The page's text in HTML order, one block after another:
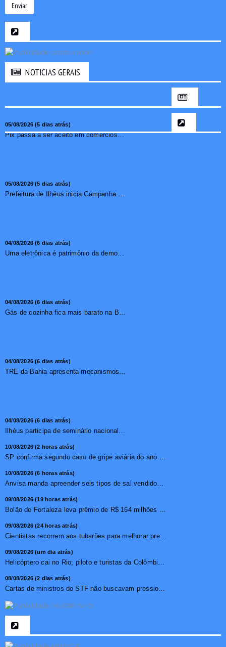
Enviar
NOTICIAS GERAIS
05/08/2026 (5 dias atrás)
Pix passa a ser aceito em comércios de oito países e amplia opções de pagamento para brasileiros no exterior
05/08/2026 (5 dias atrás)
04/08/2026 (6 dias atrás)
04/08/2026 (6 dias atrás)
04/08/2026 (6 dias atrás)
04/08/2026 (6 dias atrás)
10/08/2026 (2 horas atrás)
10/08/2026 (6 horas atrás)
09/08/2026 (19 horas atrás)
09/08/2026 (24 horas atrás)
Cientistas recorrem aos tubarões para melhorar previsão s...
09/08/2026 (um dia atrás)
08/08/2026 (2 dias atrás)